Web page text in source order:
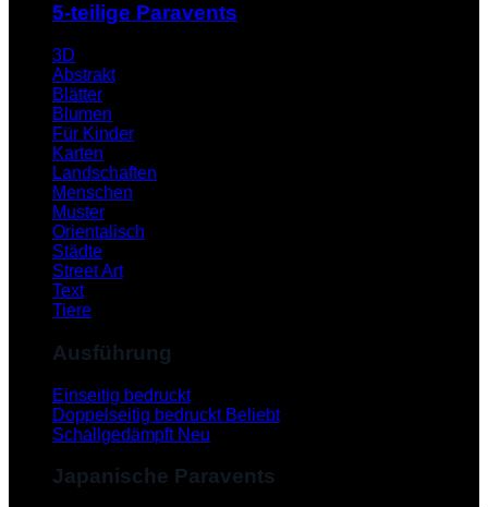
5-teilige Paravents
3D
Abstrakt
Blätter
Blumen
Für Kinder
Karten
Landschaften
Menschen
Muster
Orientalisch
Städte
Street Art
Text
Tiere
Ausführung
Einseitig bedruckt
Doppelseitig bedruckt
Schallgedämpft
Japanische Paravents